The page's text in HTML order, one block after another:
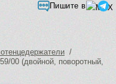
Пишите в
/
00 (двойной, поворотный,